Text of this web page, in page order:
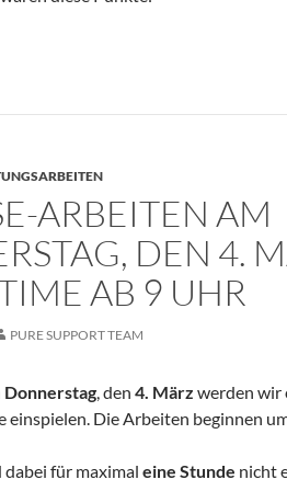
ARBEITEN AM
DEN 4.
AB 9 UHR
PURE SUPPORT TEAM
Donnerstag, den 4. März werden wir
einspielen. Die Arbeiten beginnen
dabei für maximal eine Stunde nicht